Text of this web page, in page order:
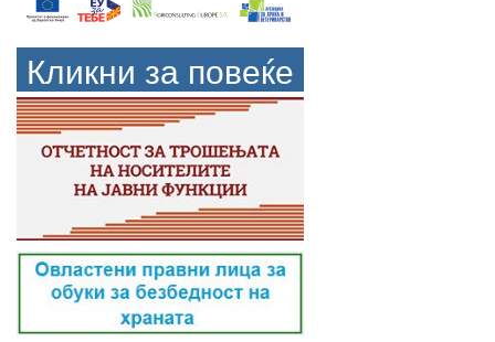
Кликни за повеќе